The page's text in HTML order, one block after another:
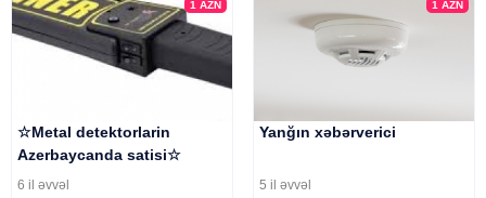
1AZN
☆Metal detektorlarin
Azerbaycanda satisi☆
6 il əvvəl
1 AZN
Yanğın xəbərverici
5 il əvvəl